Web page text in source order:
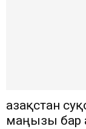
Қазақстан
маңызы бар